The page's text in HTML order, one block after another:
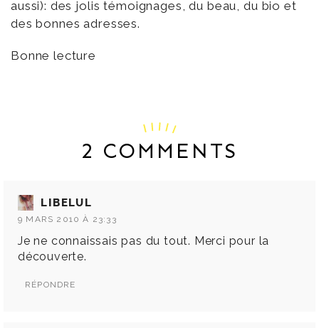
aussi): des jolis témoignages, du beau, du bio et
des bonnes adresses.
Bonne lecture
2 COMMENTS
LIBELUL
9 MARS 2010 À 23:33
Je ne connaissais pas du tout. Merci pour la
découverte.
RÉPONDRE